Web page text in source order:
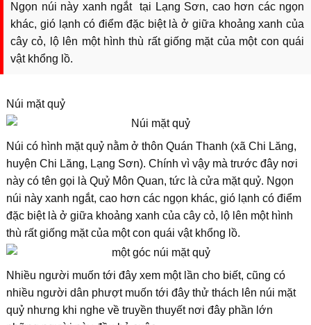
Ngọn núi này xanh ngắt tại Lạng Sơn, cao hơn các ngọn
khác, gió lạnh có điểm đặc biệt là ở giữa khoảng xanh của
cây cỏ, lộ lên một hình thù rất giống mặt của một con quái
vật khổng lồ.
Núi mặt quỷ
Núi có hình mặt quỷ nằm ở thôn Quán Thanh (xã Chi Lăng,
huyện Chi Lăng, Lạng Sơn). Chính vì vậy mà trước đây nơi
này có tên gọi là Quỷ Môn Quan, tức là cửa mặt quỷ. Ngọn
núi này xanh ngắt, cao hơn các ngọn khác, gió lạnh có điểm
đặc biệt là ở giữa khoảng xanh của cây cỏ, lộ lên một hình
thù rất giống mặt của một con quái vật khổng lồ.
Nhiều người muốn tới đây xem một lần cho biết, cũng có
nhiều người dân phượt muốn tới đây thử thách lên núi mặt
quỷ nhưng khi nghe về truyền thuyết nơi đây phần lớn